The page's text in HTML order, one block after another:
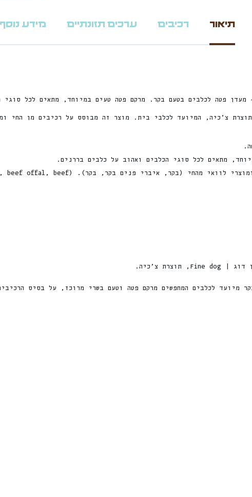
תיאור רכיבים ערכים תזונתיים מידע נוסף
בשר בגודל 400 גרם, תוצרת צ’כיה, המיועד לכלבי בית. מוצר זה מבוסס על
מתאים לכל סוגי הכלבים ואהוב על כלבים בררנים.
מיועד לכלבים המחפשים מרקם פטה וטעם בשרי מרוכז, על בסיס